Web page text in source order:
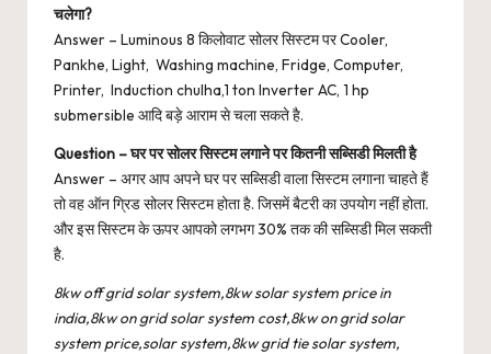
चलेगा?
Answer – Luminous 8 किलोवाट सोलर सिस्टम पर Cooler,
Pankhe, Light, Washing machine, Fridge, Computer,
Printer, Induction chulha,1 ton Inverter AC, 1 hp
submersible आदि बड़े आराम से चला सकते है.
Question – घर पर सोलर सिस्टम लगाने पर कितनी सब्सिडी मिलती है
Answer – अगर आप अपने घर पर सब्सिडी वाला सिस्टम लगाना चाहते हैं
तो वह ऑन ग्रिड सोलर सिस्टम होता है. जिसमें बैटरी का उपयोग नहीं होता.
और इस सिस्टम के ऊपर आपको लगभग 30% तक की सब्सिडी मिल सकती
है.
8kw off grid solar system,8kw solar system price in
india,8kw on grid solar system cost,8kw on grid solar
system price,solar system,8kw grid tie solar system,